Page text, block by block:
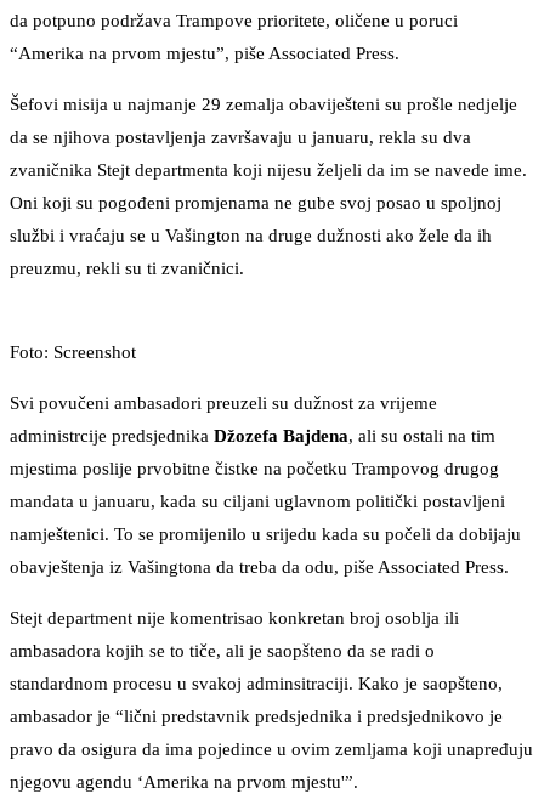
da potpuno podržava Trampove prioritete, oličene u poruci
“Amerika na prvom mjestu”, piše Associated Press.
Šefovi misija u najmanje 29 zemalja obaviješteni su prošle nedjelje
da se njihova postavljenja završavaju u januaru, rekla su dva
zvaničnika Stejt departmenta koji nijesu željeli da im se navede ime.
Oni koji su pogođeni promjenama ne gube svoj posao u spoljnoj
službi i vraćaju se u Vašington na druge dužnosti ako žele da ih
preuzmu, rekli su ti zvaničnici.
Foto: Screenshot
Svi povučeni ambasadori preuzeli su dužnost za vrijeme
administrcije predsjednika Džozefa Bajdena, ali su ostali na tim
mjestima poslije prvobitne čistke na početku Trampovog drugog
mandata u januaru, kada su ciljani uglavnom politički postavljeni
namještenici. To se promijenilo u srijedu kada su počeli da dobijaju
obavještenja iz Vašingtona da treba da odu, piše Associated Press.
Stejt department nije komentrisao konkretan broj osoblja ili
ambasadora kojih se to tiče, ali je saopšteno da se radi o
standardnom procesu u svakoj adminsitraciji. Kako je saopšteno,
ambasador je “lični predstavnik predsjednika i predsjednikovo je
pravo da osigura da ima pojedince u ovim zemljama koji unapređuju
njegovu agendu ‘Amerika na prvom mjestu'”.